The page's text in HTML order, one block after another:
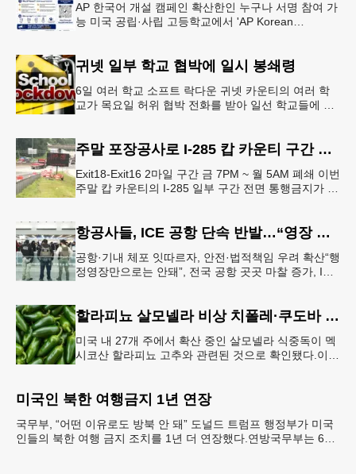
AP 한국어 개설 캠페인 확산한인 누구나 서명 참여 가
능 미국 공립·사립 고등학교에서 'AP Korean
귀넷 일부 학교 협박에 일시 봉쇄령
6일 여러 학교 소프트 락다운 귀넷 카운티의 여러 학
교가 목요일 허위 협박 전화를 받아 일선 학교들에 일
주말 포장공사로 I-285 캅 카운티 구간 통행금지
Exit18-Exit16 2마일 구간 금 7PM ~ 월 5AM 폐쇄 이번
주말 캅 카운티의 I-285 일부 구간 전면 통행금지가 시
항공사들, ICE 공항 단속 반발…“영장 없인 협조 불가”
공항·기내 체포 잇따르자, 안전·법적책임 우려 확산“행
정영장만으로는 안돼”, 전국 공항 곳곳 마찰 증가, ICE
할라피뇨 살모넬라 비상 치폴레·쿠도바 긴급 회수
미국 내 27개 주에서 확산 중인 살모넬라 식중독이 멕
시코산 할라피뇨 고추와 관련된 것으로 확인됐다.이에
미국인 북한 여행금지 1년 연장
국무부, “어떤 이유로도 방북 안 돼” 도널드 트럼프 행정부가 미국
인들의 북한 여행 금지 조치를 1년 더 연장했다.연방국무부는 6일